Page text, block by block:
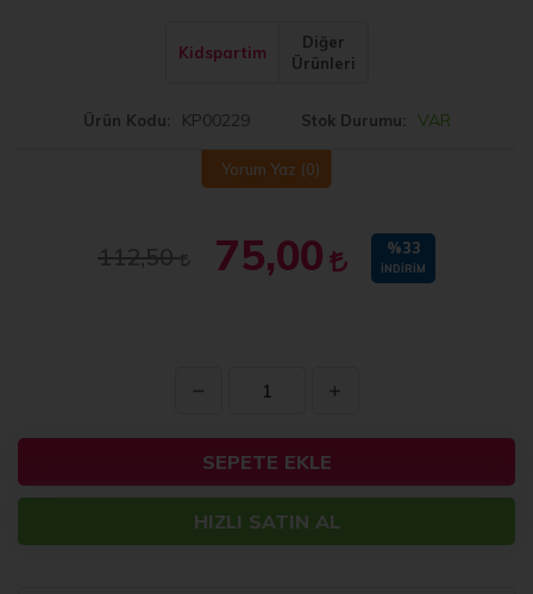
Kidspartim
Diğer
Ürünleri
Ürün Kodu KP00229 Stok Durumu VAR
Yorum Yaz (0)
112,50 75,00 %33
İNDIRIM
SEPETE EKLE
HIZLI SATIN AL